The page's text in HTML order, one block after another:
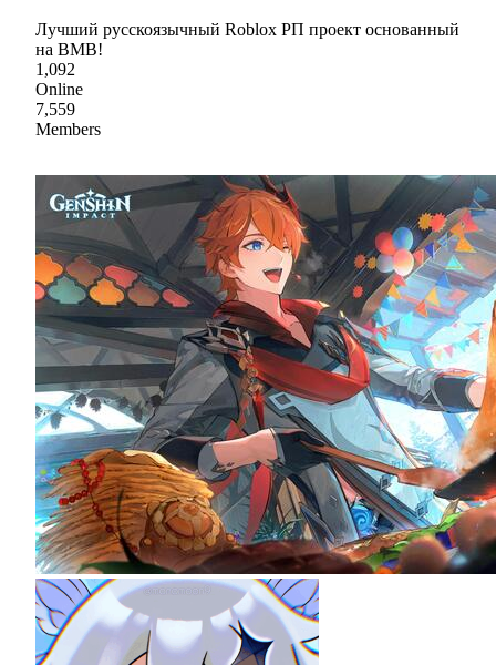
Лучший русскоязычный Roblox РП проект основанный
на ВМВ!
1,092
Online
7,559
Members